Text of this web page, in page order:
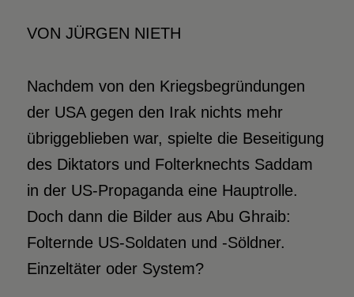
VON JÜRGEN NIETH
Nachdem von den Kriegsbegründungen
der USA gegen den Irak nichts mehr
übriggeblieben war, spielte die Beseitigung
des Diktators und Folterknechts Saddam
in der US-Propaganda eine Hauptrolle.
Doch dann die Bilder aus Abu Ghraib:
Folternde US-Soldaten und -Söldner.
Einzeltäter oder System?